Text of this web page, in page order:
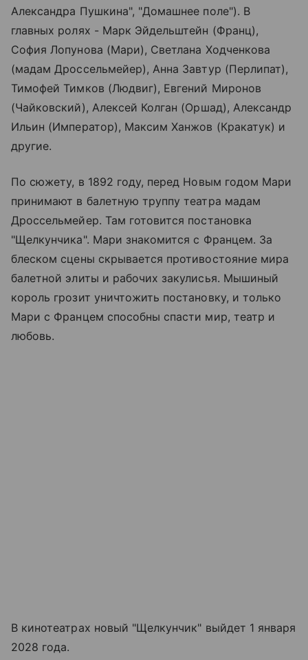
Александра Пушкина", "Домашнее поле"). В
главных ролях - Марк Эйдельштейн (Франц),
София Лопунова (Мари), Светлана Ходченкова
(мадам Дроссельмейер), Анна Завтур (Перлипат),
Тимофей Тимков (Людвиг), Евгений Миронов
(Чайковский), Алексей Колган (Оршад), Александр
Ильин (Император), Максим Ханжов (Кракатук) и
другие.
По сюжету, в 1892 году, перед Новым годом Мари
принимают в балетную труппу театра мадам
Дроссельмейер. Там готовится постановка
"Щелкунчика". Мари знакомится с Францем. За
блеском сцены скрывается противостояние мира
балетной элиты и рабочих закулисья. Мышиный
король грозит уничтожить постановку, и только
Мари с Францем способны спасти мир, театр и
любовь.
В кинотеатрах новый "Щелкунчик" выйдет 1 января
2028 года.